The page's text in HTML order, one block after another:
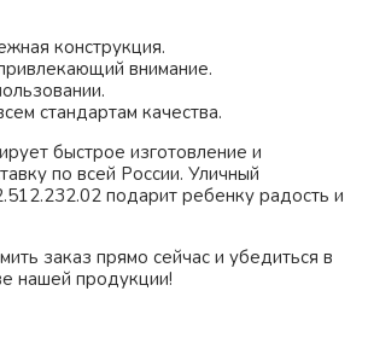
конструкция.
внимание.
стандартам качества.
быстрое изготовление и
по всей России. Уличный
подарит ребенку радость и
заказ прямо сейчас и убедиться в
нашей продукции!